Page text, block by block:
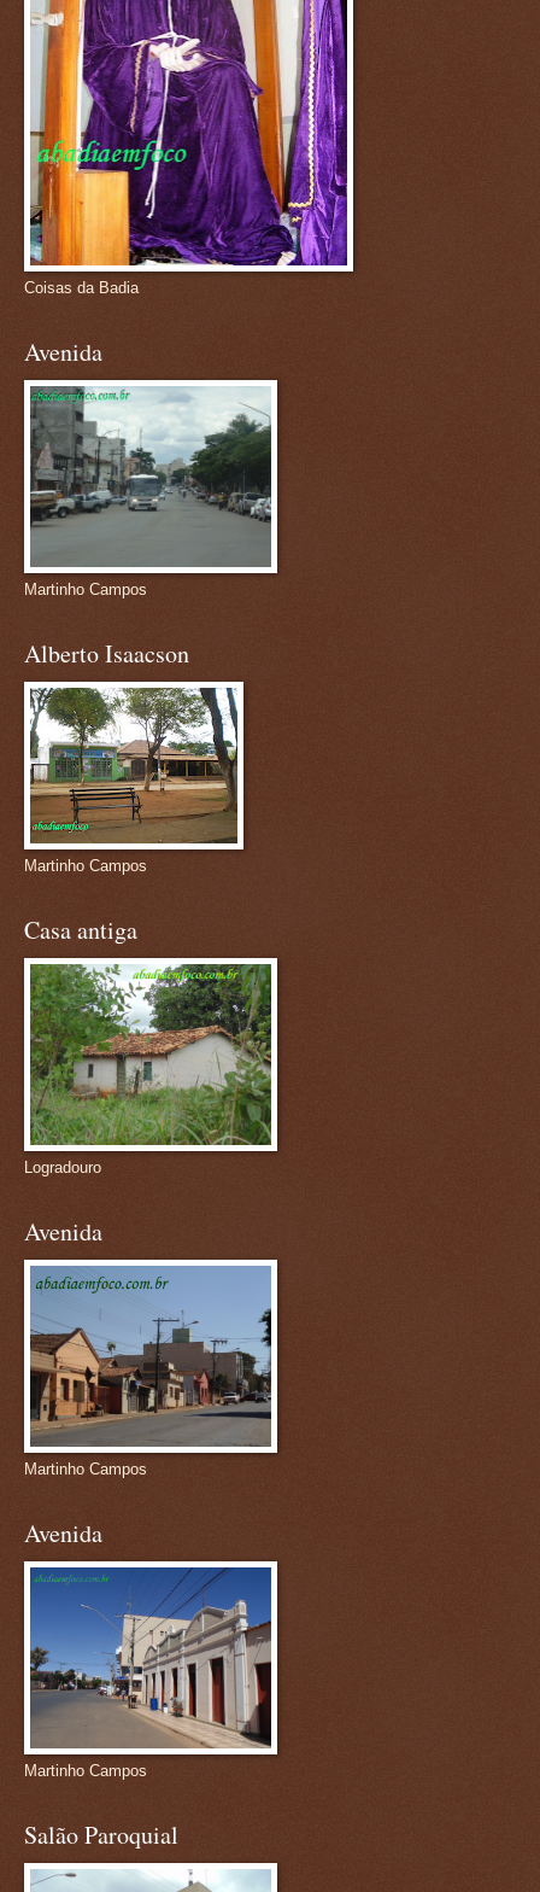
Coisas da Badia
Avenida
Martinho Campos
Alberto Isaacson
Martinho Campos
Casa antiga
Logradouro
Avenida
Martinho Campos
Avenida
Martinho Campos
Salão Paroquial